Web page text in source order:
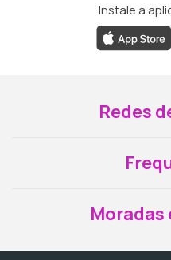
Instale a
Redes
Moradas